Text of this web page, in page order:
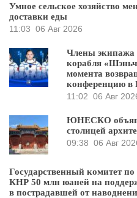
Умное сельское хозяйство
доставки еды
11:03 06 Авг 2026
Члены экипажа
корабля
момента
конференцию в
11:02 06 Авг
ЮНЕСКО
столицей
09:38 06 Авг
Государственный комитет
КНР 50 млн юаней на
в пострадавшей от